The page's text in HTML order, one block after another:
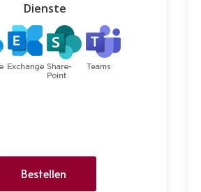
Dienste
Bestellen